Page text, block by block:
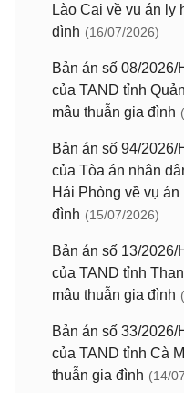
Lào Cai về vụ án ly
đình (16/07/2026)
Bản án số 08/
của TAND tỉnh
mâu thuẫn gia đình
Bản án số 94/
của Tòa án nhân
Hải Phòng về vụ
đình (15/07/2026)
Bản án số 13/
của TAND tỉnh
mâu thuẫn gia đình
Bản án số 33/
của TAND tỉnh Cà
thuẫn gia đình (14/